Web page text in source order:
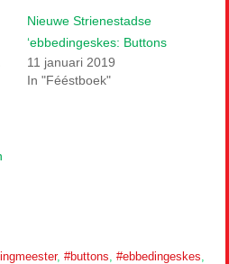
Nieuwe Strienestadse
‘ebbedingeskes: Buttons
11 januari 2019
In "Fééstboek"
,#buttons ,#ebbedingeskes